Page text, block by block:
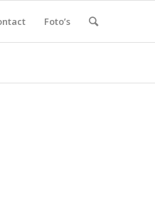
Foto’s